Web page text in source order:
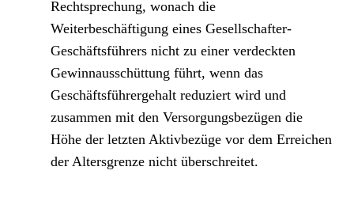
Rechtsprechung, wonach die
Weiterbeschäftigung eines Gesellschafter-
Geschäftsführers nicht zu einer verdeckten
Gewinnausschüttung führt, wenn das
Geschäftsführergehalt reduziert wird und
zusammen mit den Versorgungsbezügen die
Höhe der letzten Aktivbezüge vor dem Erreichen
der Altersgrenze nicht überschreitet.